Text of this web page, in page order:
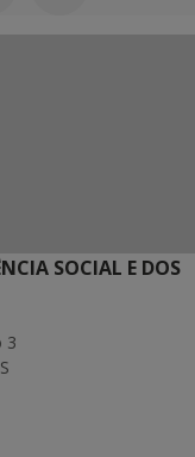
SOCIAL E DOS
3